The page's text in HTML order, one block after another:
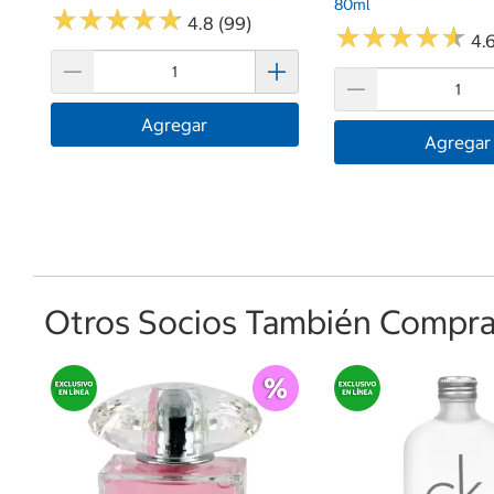
★★★★★
★★★★★ 4.8 (99)
Agregar
80ml
★★★★★
★★★★★
Agregar
Otros Socios También